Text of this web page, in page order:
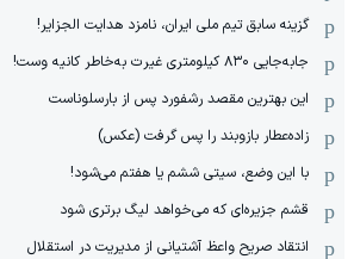
گزینه سابق تیم ملی ایران، نامزد هدایت الجزایر!
جابه‌جایی ۸۳۰ کیلومتری غیرت به‌خاطر کانیه وست!
این بهترین مقصد رشفورد پس از بارسلوناست
زاده‌عطار بازوبند را پس گرفت (عکس)
با این وضع، سیتی ششم یا هفتم می‌شود!
قشم جزیره‌ای که می‌خواهد لیگ برتری شود
انتقاد صریح واعظ آشتیانی از مدیریت در استقلال